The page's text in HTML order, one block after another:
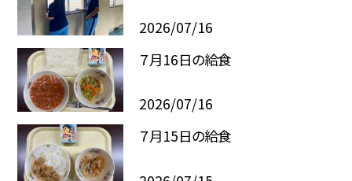
2026/07/16
７月16日の給食
2026/07/16
７月15日の給食